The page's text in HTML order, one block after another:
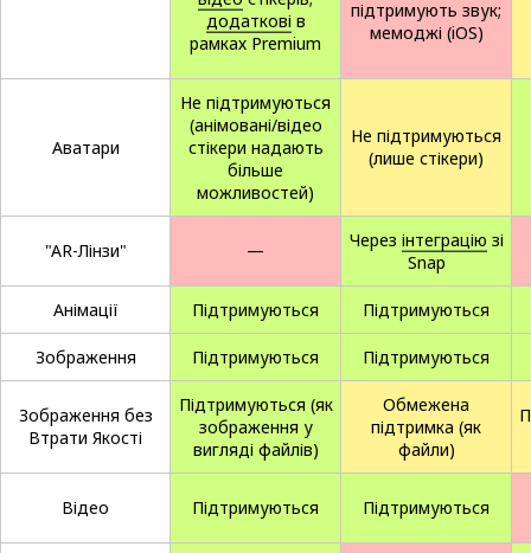
додаткові в
рамках Premium
підтримують звук;
мемоджі (iOS)
Аватари
Не підтримуються
(анімовані/відео
стікери надають
більше
можливостей)
Не підтримуються
(лише стікери)
"AR-Лінзи" — Через інтеграцію зі
Snap
Анімації Підтримуються Підтримуються
Зображення Підтримуються Підтримуються
Зображення без
Втрати Якості
Підтримуються (як
зображення у
вигляді файлів)
Обмежена
підтримка (як
файли)
Відео Підтримуються Підтримуються